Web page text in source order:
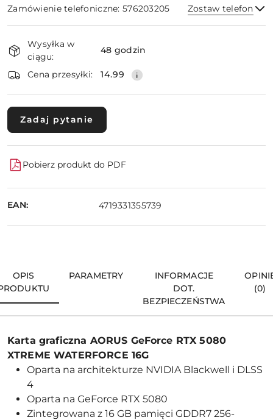
Zamówienie telefoniczne: 576203205 Zostaw telefon
Dostępność
i
dostawa
Wysyłka w
ciągu:
48 godzin
Cena przesyłki: 14.99
Zadaj pytanie
Pobierz produkt do PDF
EAN: 4719331355739
OPIS
PARAMETRY
INFORMACJE
DOT.
BEZPIECZEŃSTWA
(0)
Karta graficzna AORUS GeForce RTX 5080
XTREME WATERFORCE 16G
Oparta na architekturze NVIDIA Blackwell i DLSS
4
Oparta na GeForce RTX 5080
Zintegrowana z 16 GB pamięci GDDR7 256-